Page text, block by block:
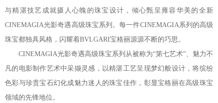
与精湛技艺成就摄人心魄的珠宝设计，倾心甄呈雍容华美的全新
CINEMAGIA光影奇遇高级珠宝系列。每一件CINEMAGIA系列的高级
珠宝都独具风格，闪耀着BVLGARI宝格丽源源不断的巧思。
CINEMAGIA光影奇遇高级珠宝系列从被称为“第七艺术”、魅力不
凡的电影制作艺术中采撷灵感，以精湛工艺呈现梦幻般设计，将缤纷
色彩与珍贵宝石幻化成魅力迷人的珠宝佳作，彰显宝格丽在高级珠宝
领域的先锋地位。